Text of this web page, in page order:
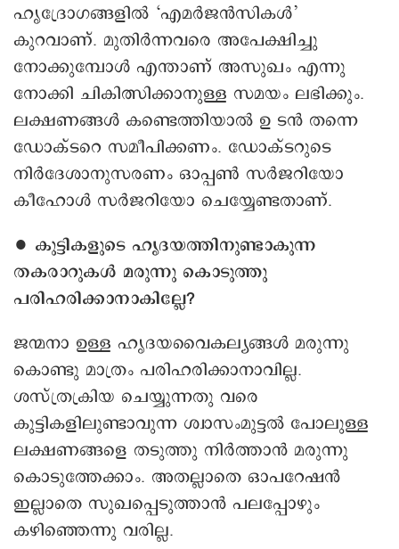
ഹൃദ്രോഗങ്ങളിൽ ‘എമർജൻസികൾ’
കുറവാണ്. മുതിർന്നവരെ അപേക്ഷിച്ചു
നോക്കുമ്പോൾ എന്താണ് അസുഖം എന്നു
നോക്കി ചികിത്സിക്കാനുള്ള സമയം ലഭിക്കും.
ലക്ഷണങ്ങൾ കണ്ടെത്തിയാൽ ഉ ടൻ തന്നെ
ഡോക്ടറെ സമീപിക്കണം. ഡോക്ടറുടെ
നിർദേശാനുസരണം ഒാപ്പൺ സർജറിയോ
കീഹോൾ സർജറിയോ ചെയ്യേണ്ടതാണ്.
∙ കുട്ടികളുടെ ഹൃദയത്തിനുണ്ടാകുന്ന
തകരാറുകൾ മരുന്നു കൊടുത്തു
പരിഹരിക്കാനാകില്ലേ?
ജന്മനാ ഉള്ള ഹൃദയവൈകല്യങ്ങൾ മരുന്നു
കൊണ്ടു മാത്രം പരിഹരിക്കാനാവില്ല.
ശസ്ത്രക്രിയ ചെയ്യുന്നതു വരെ
കുട്ടികളിലുണ്ടാവുന്ന ശ്വാസംമുട്ടൽ പോലുള്ള
ലക്ഷണങ്ങളെ തടുത്തു നിർത്താൻ മരുന്നു
കൊടുത്തേക്കാം. അതല്ലാതെ ഒാപറേഷൻ
ഇല്ലാതെ സുഖപ്പെടുത്താൻ പലപ്പോഴും
കഴിഞ്ഞെന്നു വരില്ല.